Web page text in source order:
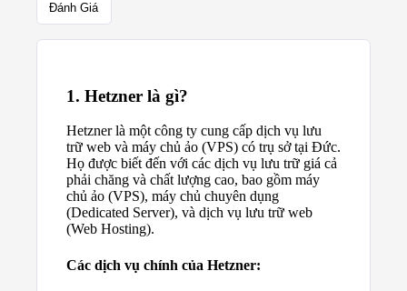
Đánh Giá
1. Hetzner là gì?
Hetzner là một công ty cung cấp dịch vụ lưu
trữ web và máy chủ ảo (VPS) có trụ sở tại Đức.
Họ được biết đến với các dịch vụ lưu trữ giá cả
phải chăng và chất lượng cao, bao gồm máy
chủ ảo (VPS), máy chủ chuyên dụng
(Dedicated Server), và dịch vụ lưu trữ web
(Web Hosting).
Các dịch vụ chính của Hetzner: